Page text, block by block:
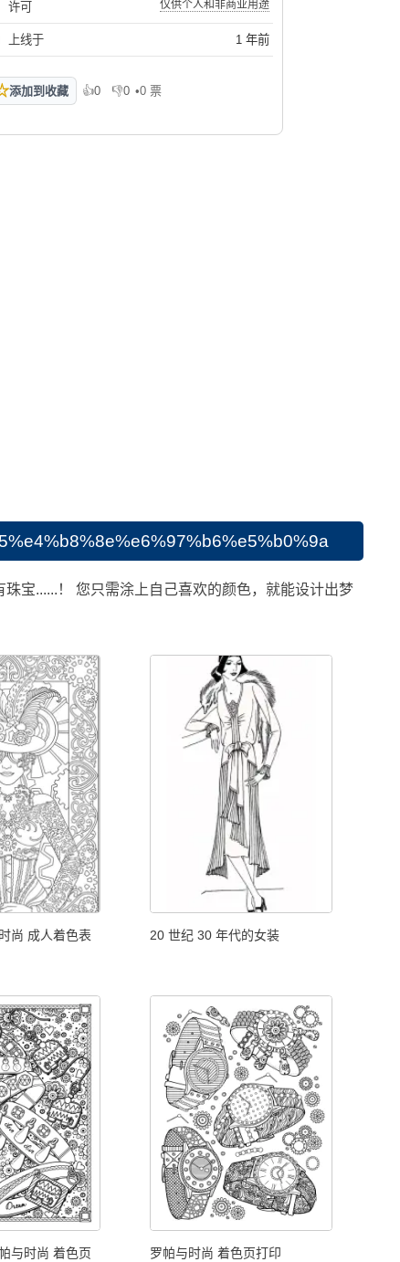
许可 仅供个人和非商业用途
上线于 1 年前
添加到收藏 👍0
喜欢 👎0
不喜欢
•0 票
宝......！ 您只需涂上自己喜欢的颜色，就能设计出梦
尚 成人着色表
20 世纪 30 年代的女装
与时尚 着色页
罗帕与时尚 着色页打印